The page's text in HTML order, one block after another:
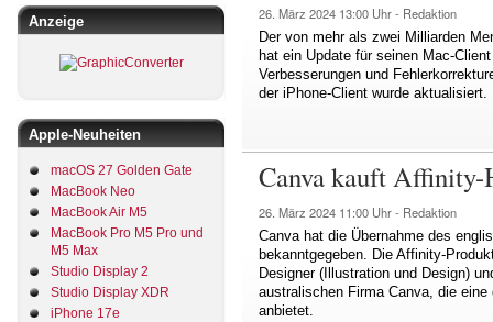
Anzeige
Apple-Neuheiten
macOS 27 Golden Gate
MacBook Neo
MacBook Air M5
MacBook Pro M5 Pro und
M5 Max
Studio Display 2
Studio Display XDR
iPhone 17e
26. März 2024 13:00 Uhr - Redaktion
Der von mehr als zwei Milliarden
hat ein Update für seinen Mac-
Verbesserungen und
der iPhone-Client wurde aktualisiert.
Canva kauft
26. März 2024 11:00 Uhr - Redaktion
Canva hat die Übernahme des
bekanntgegeben. Die Affinity-
Designer (Illustration und Design)
australischen Firma Canva, die
anbietet.